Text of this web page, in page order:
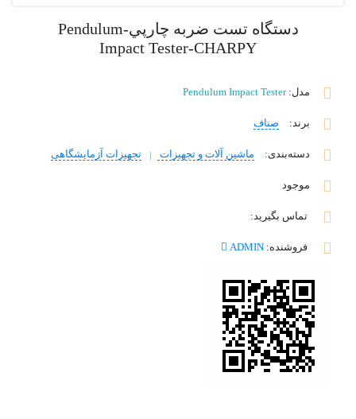
دستگاه تست ضربه چارپي-Pendulum
Impact Tester-CHARPY
مدل: Pendulum Impact Tester
برند: صناف
دسته‌بندی: ماشین آلات و تجهیزات تجهیزات آزمایشگاهی
موجود
تماس بگیرید:
فروشنده: ADMIN